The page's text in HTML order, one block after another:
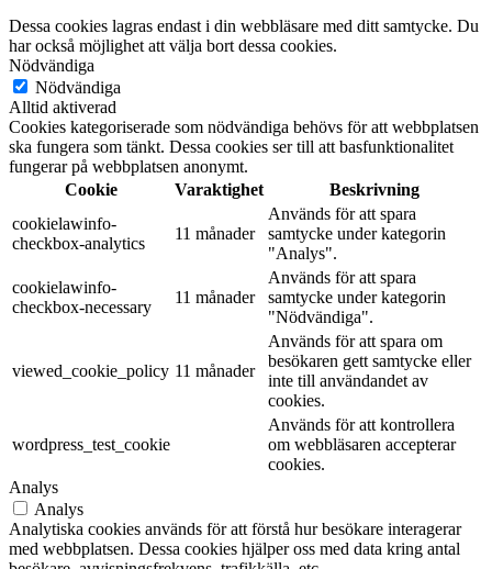
Dessa cookies lagras endast i din webbläsare med ditt samtycke. Du
har också möjlighet att välja bort dessa cookies.
Nödvändiga
Nödvändiga
Alltid aktiverad
Cookies kategoriserade som nödvändiga behövs för att webbplatsen
ska fungera som tänkt. Dessa cookies ser till att basfunktionalitet
fungerar på webbplatsen anonymt.
Cookie
Varaktighet
Beskrivning
cookielawinfo-
checkbox-analytics
11 månader
Används för att spara
samtycke under kategorin
"Analys".
cookielawinfo-
checkbox-necessary
11 månader
Används för att spara
samtycke under kategorin
"Nödvändiga".
viewed_cookie_policy 11 månader
Används för att spara om
besökaren gett samtycke eller
inte till användandet av
cookies.
wordpress_test_cookie
Används för att kontrollera
om webbläsaren accepterar
cookies.
Analys
Analys
Analytiska cookies används för att förstå hur besökare interagerar
med webbplatsen. Dessa cookies hjälper oss med data kring antal